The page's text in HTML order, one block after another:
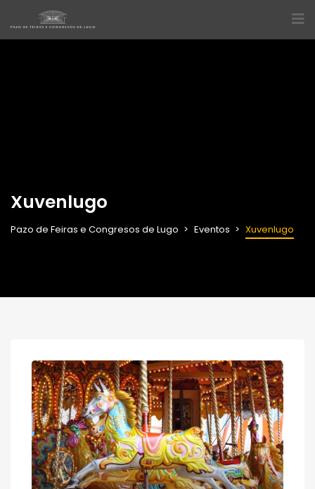
Xuvenlugo
Pazo de Feiras e Congresos de Lugo Eventos Xuvenlugo